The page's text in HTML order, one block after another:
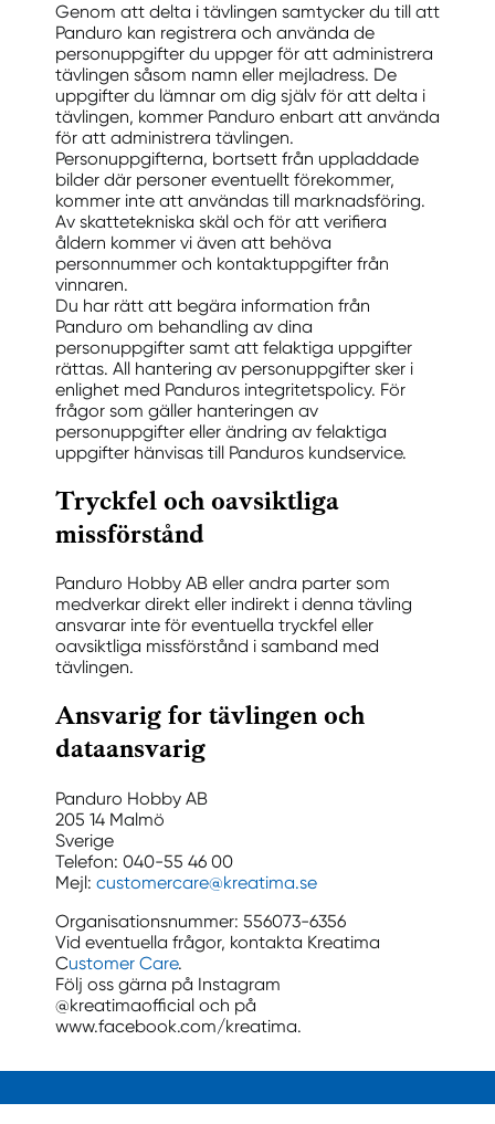
Genom att delta i tävlingen samtycker du till att
Panduro kan registrera och använda de
personuppgifter du uppger för att administrera
tävlingen såsom namn eller mejladress. De
uppgifter du lämnar om dig själv för att delta i
tävlingen, kommer Panduro enbart att använda
för att administrera tävlingen.
Personuppgifterna, bortsett från uppladdade
bilder där personer eventuellt förekommer,
kommer inte att användas till marknadsföring.
Av skattetekniska skäl och för att verifiera
åldern kommer vi även att behöva
personnummer och kontaktuppgifter från
vinnaren.
Du har rätt att begära information från
Panduro om behandling av dina
personuppgifter samt att felaktiga uppgifter
rättas. All hantering av personuppgifter sker i
enlighet med Panduros integritetspolicy. För
frågor som gäller hanteringen av
personuppgifter eller ändring av felaktiga
uppgifter hänvisas till Panduros kundservice.
Tryckfel och oavsiktliga
missförstånd
Panduro Hobby AB eller andra parter som
medverkar direkt eller indirekt i denna tävling
ansvarar inte för eventuella tryckfel eller
oavsiktliga missförstånd i samband med
tävlingen.
Ansvarig for tävlingen och
dataansvarig
Panduro Hobby AB
205 14 Malmö
Sverige
Telefon: 040-55 46 00
Mejl: customercare@kreatima.se
Organisationsnummer: 556073-6356
Vid eventuella frågor, kontakta Kreatima
Customer Care.
Följ oss gärna på Instagram
@kreatimaofficial och på
www.facebook.com/kreatima.